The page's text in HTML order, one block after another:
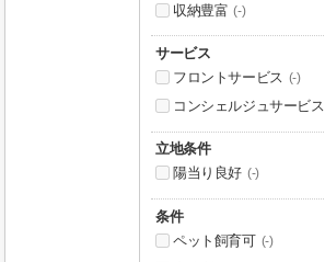
収納豊富 (-)
サービス
フロントサービス (-)
コンシェルジュサービス
立地条件
陽当り良好 (-)
条件
ペット飼育可 (-)